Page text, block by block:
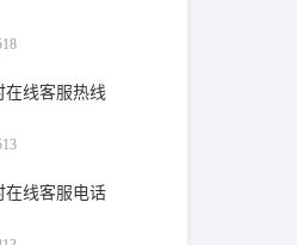
在线客服热线
在线客服电话